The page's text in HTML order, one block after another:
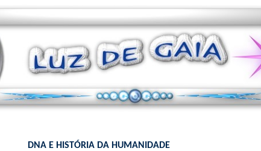
DNA E HISTÓRIA DA HUMANIDADE